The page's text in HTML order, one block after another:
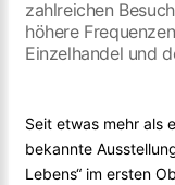
zahlreichen
höhere
Einzelhandel und
Seit etwas mehr als
bekannte
Lebens“ im ersten